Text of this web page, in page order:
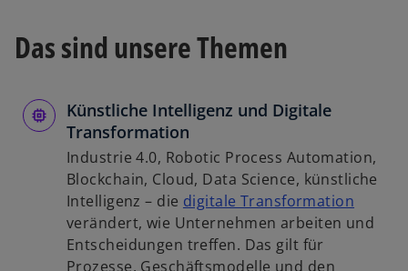
Das sind unsere Themen
Künstliche Intelligenz und Digitale
Transformation
Industrie 4.0, Robotic Process Automation,
Blockchain, Cloud, Data Science, künstliche
Intelligenz – die digitale Transformation
i
verändert, wie Unternehmen arbeiten und
Entscheidungen treffen. Das gilt für
Prozesse, Geschäftsmodelle und den